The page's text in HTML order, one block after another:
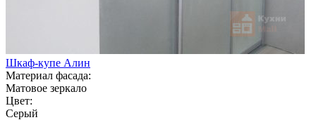
Шкаф-купе Алин
Материал фасада:
Матовое зеркало
Цвет:
Серый